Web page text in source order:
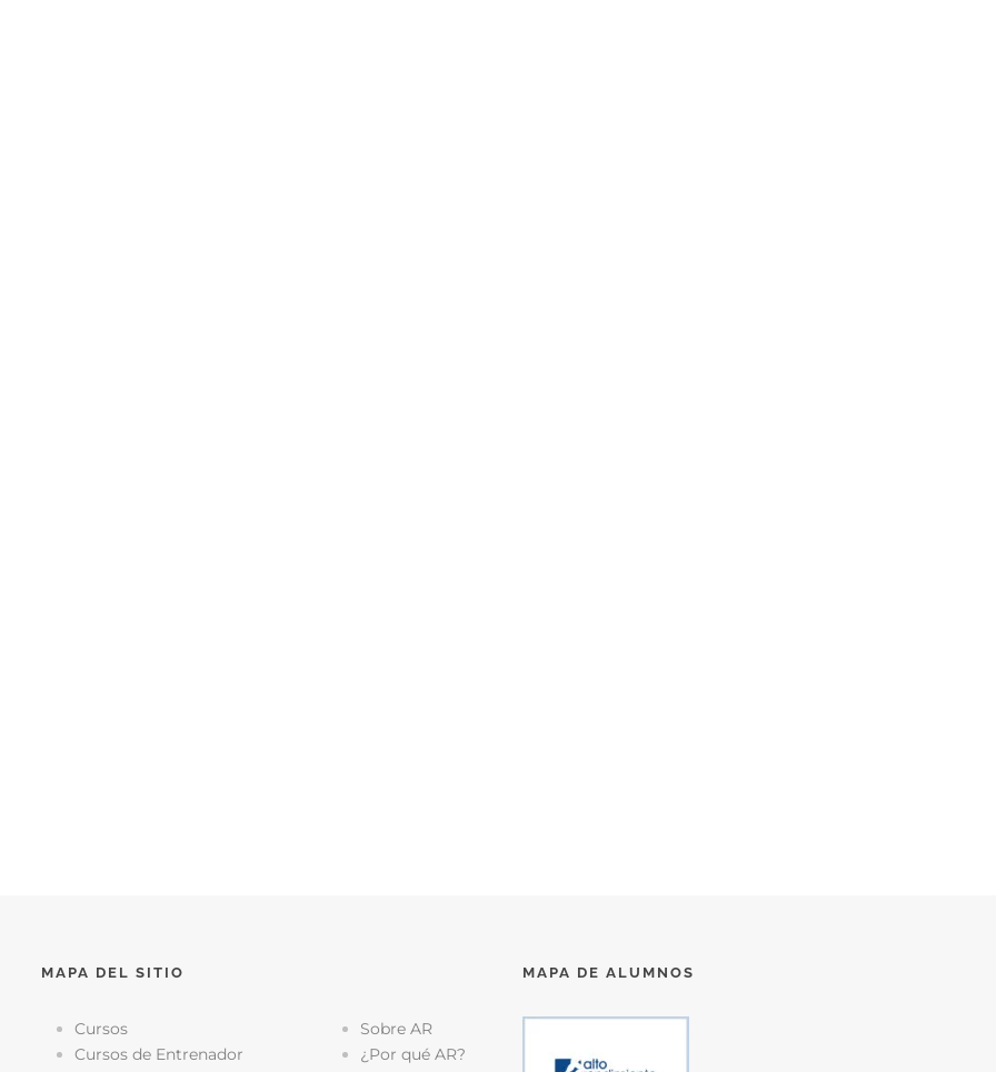
MAPA DEL SITIO
Cursos
Cursos de Entrenador
Sobre AR
¿Por qué AR?
MAPA DE ALUMNOS